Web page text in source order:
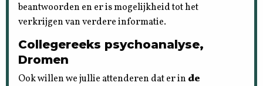
beantwoorden en er is mogelijkheid tot het
verkrijgen van verdere informatie.
Collegereeks psychoanalyse,
Dromen
Ook willen we jullie attenderen dat er in de